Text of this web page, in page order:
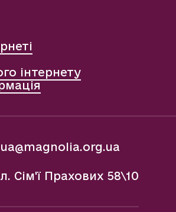
інтернету
Сім'ї Прахових 58\10